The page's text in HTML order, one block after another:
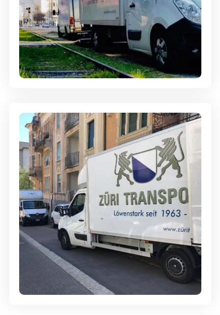
Ein- und Auspackservice
Günstige Umzüge - Hervorragender
Service